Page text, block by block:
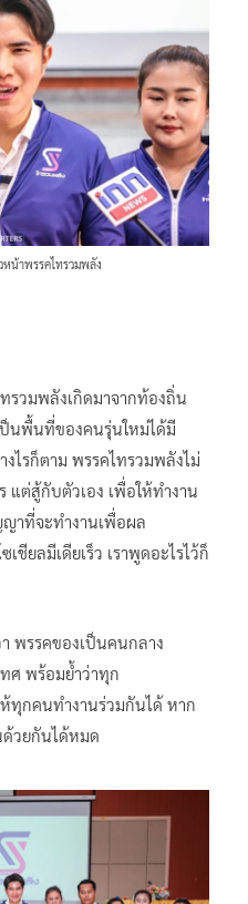
น้าพรรคไทรวมพลัง
รวมพลังเกิดมาจากท้องถิ่น
ป็นพื้นที่ของคนรุ่นใหม่ได้มี
งไรก็ตาม พรรคไทรวมพลังไม่
แต่สู้กับตัวเอง เพื่อให้ทำงาน
าที่จะทำงานเพื่อผล
ชียลมีเดียเร็ว เราพูดอะไรไว้ก็
พรรคของเป็นคนกลาง
ศ พร้อมย้ำว่าทุก
ทุกคนทำงานร่วมกันได้ หาก
ด้วยกันได้หมด